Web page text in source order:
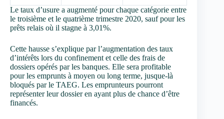
Le taux d’usure a augmenté pour chaque catégorie entre
le troisième et le quatrième trimestre 2020, sauf pour les
prêts relais où il stagne à 3,01%.
Cette hausse s’explique par l’augmentation des taux
d’intérêts lors du confinement et celle des frais de
dossiers opérés par les banques. Elle sera profitable
pour les emprunts à moyen ou long terme, jusque-là
bloqués par le TAEG. Les emprunteurs pourront
représenter leur dossier en ayant plus de chance d’être
financés.